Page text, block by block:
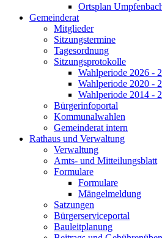
Ortsplan
Gemeinderat
Mitglieder
Sitzungstermine
Tagesordnung
Sitzungsprotokolle
Wahlperiode 2026 -
Wahlperiode 2020 -
Wahlperiode 2014 -
Bürgerinfoportal
Kommunalwahlen
Gemeinderat intern
Rathaus und Verwaltung
Verwaltung
Amts- und Mitteilungsblatt
Formulare
Formulare
Mängelmeldung
Satzungen
Bürgerserviceportal
Bauleitplanung